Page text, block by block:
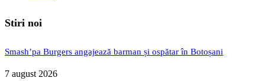
Stiri noi
Smash’pa Burgers angajează barman și ospătar în Botoșani
7 august 2026